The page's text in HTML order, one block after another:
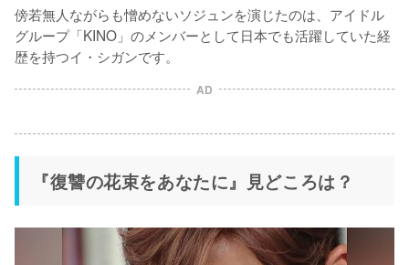
傍若無人ながらも憎めないソジュンを演じたのは、アイドル
グループ「KINO」のメンバーとして日本でも活躍していた経
歴を持つイ・シガンです。
AD
『復讐の花束をあなたに』見どころは？